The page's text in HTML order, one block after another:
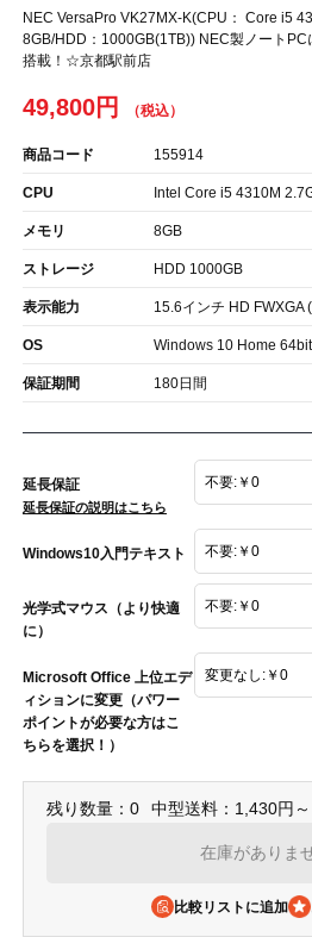
NEC VersaPro VK27MX-K(CPU： Core i5
8GB/HDD：1000GB(1TB)) NEC製ノートPC
搭載！☆京都駅前店
49,800円
商品コード 155914
CPU Intel Core i5 4310M
メモリ 8GB
ストレージ HDD 1000GB
表示能力 15.6インチ HD FWXGA
OS Windows 10 Home 64bit
保証期間 180日間
延長保証
延長保証の説明はこちら
Windows10入門テキスト
光学式マウス（より快適
に）
Microsoft Office 上位エデ
ィションに変更（パワー
ポイントが必要な方はこ
ちらを選択！）
残り数量：0 中型送料：1,430円～
在庫がありま
比較リストに追加